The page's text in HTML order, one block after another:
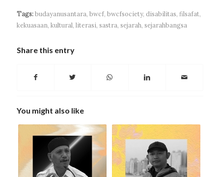
Tags: budayanusantara, bwcf, bwcfsociety, disabilitas, filsafat,
kekuasaan, kultural, literasi, sastra, sejarah, sejarahbangsa
Share this entry
You might also like